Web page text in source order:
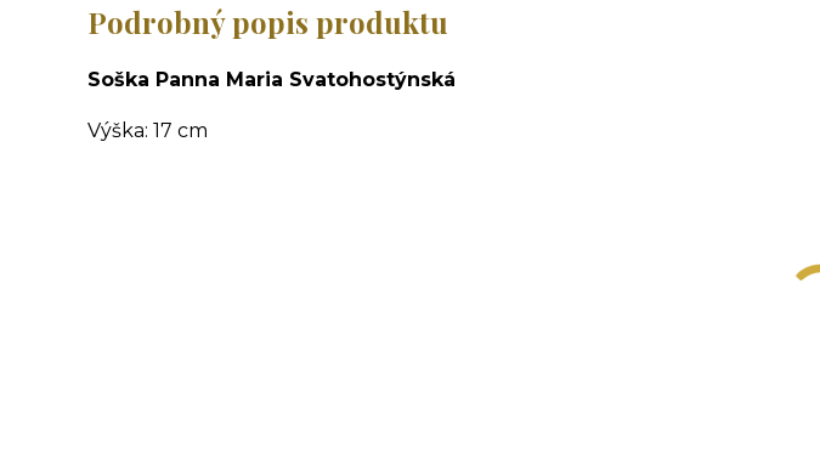
Podrobný popis produktu
Soška Panna Maria Svatohostýnská
Výška: 17 cm